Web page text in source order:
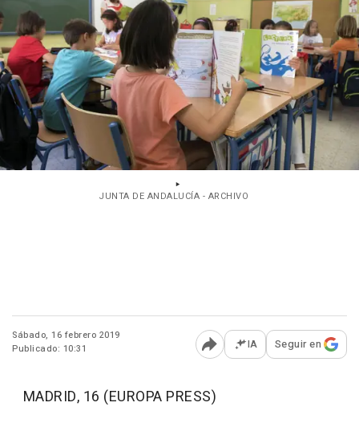
JUNTA DE ANDALUCÍA - ARCHIVO
Sábado, 16 febrero 2019
Publicado: 10:31
Abrir opciones para
IA Seguir en
MADRID, 16 (EUROPA PRESS)